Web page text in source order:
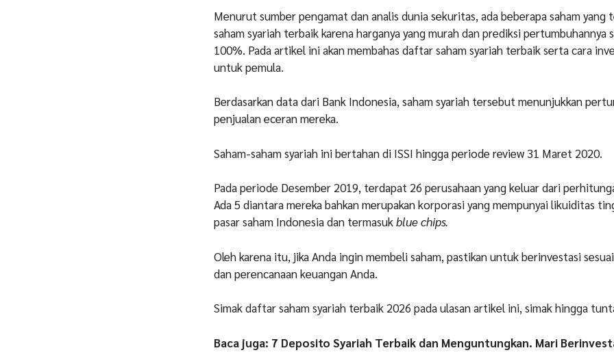
Menurut sumber pengamat dan analis dunia sekuritas, ada beberapa saham yang
saham syariah terbaik karena harganya yang murah dan prediksi pertumbuhannya
100%. Pada artikel ini akan membahas daftar saham syariah terbaik serta cara
untuk pemula.
Berdasarkan data dari Bank Indonesia, saham syariah tersebut menunjukkan
penjualan eceran mereka.
Saham-saham syariah ini bertahan di ISSI hingga periode review 31 Maret 2020.
Pada periode Desember 2019, terdapat 26 perusahaan yang keluar dari
Ada 5 diantara mereka bahkan merupakan korporasi yang mempunyai likuiditas
pasar saham Indonesia dan termasukblue chips.
Oleh karena itu, jika Anda ingin membeli saham, pastikan untuk berinvestasi
dan perencanaan keuangan Anda.
Simak daftar saham syariah terbaik 2026 pada ulasan artikel ini, simak hingga
Baca juga: 7 Deposito Syariah Terbaik dan Menguntungkan. Mari